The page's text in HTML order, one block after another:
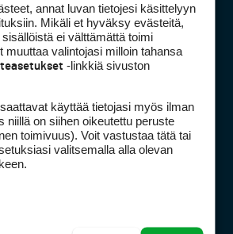
Golfpiste mediakortti
Golfpisteen yhteystiedot
DSA avoimuusraportti
Asiakaspalvelu
annat luvan tietojesi käsittelyyn
Mikäli et hyväksy evästeitä,
ei välttämättä toimi
muuttaa valintojasi milloin tahansa
-linkkiä sivuston
käyttää tietojasi myös ilman
niillä on siihen oikeutettu peruste
toimivuus). Voit vastustaa tätä tai
valitsemalla alla olevan